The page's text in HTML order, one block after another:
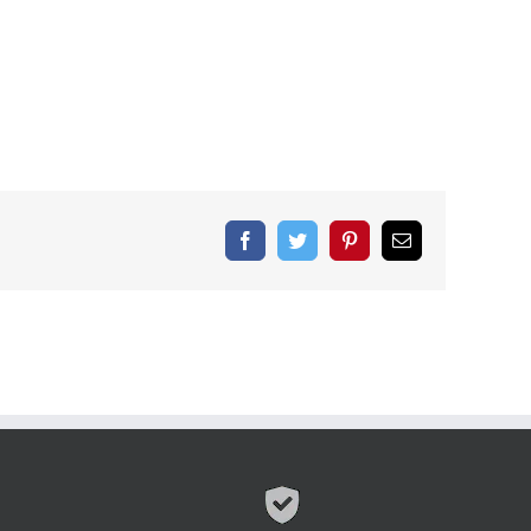
FacebookTwitter PinterestCorreo
electrónico